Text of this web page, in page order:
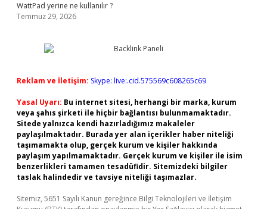
WattPad yerine ne kullanılır ?
Temmuz 29, 2026
Reklam ve İletişim: Skype: live:.cid.575569c608265c69
Yasal Uyarı: Bu internet sitesi, herhangi bir marka, kurum
veya şahıs şirketi ile hiçbir bağlantısı bulunmamaktadır.
Sitede yalnızca kendi hazırladığımız makaleler
paylaşılmaktadır. Burada yer alan içerikler haber niteliği
taşımamakta olup, gerçek kurum ve kişiler hakkında
paylaşım yapılmamaktadır. Gerçek kurum ve kişiler ile isim
benzerlikleri tamamen tesadüfidir. Sitemizdeki bilgiler
taslak halindedir ve tavsiye niteliği taşımazlar.
Sitemiz, 5651 Sayılı Kanun gereğince Bilgi Teknolojileri ve İletişim